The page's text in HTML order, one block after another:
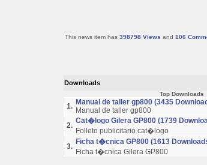
This news item has 398798 Views and 106
Downloads
Top Downloads
1. Manual de taller gp800 (3435
Manual de taller gp800
2.
Cat�logo Gilera GP800 (1739
Folleto publicitario cat�logo
3.
Ficha t�cnica GP800 (1613
Ficha t�cnica Gilera GP800